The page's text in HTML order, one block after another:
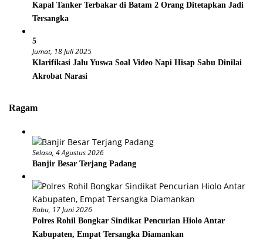
Kapal Tanker Terbakar di Batam 2 Orang Ditetapkan Jadi
Tersangka
5
Jumat, 18 Juli 2025
Klarifikasi Jalu Yuswa Soal Video Napi Hisap Sabu Dinilai
Akrobat Narasi
Ragam
Selasa, 4 Agustus 2026
Banjir Besar Terjang Padang
Rabu, 17 Juni 2026
Polres Rohil Bongkar Sindikat Pencurian Hiolo Antar
Kabupaten, Empat Tersangka Diamankan